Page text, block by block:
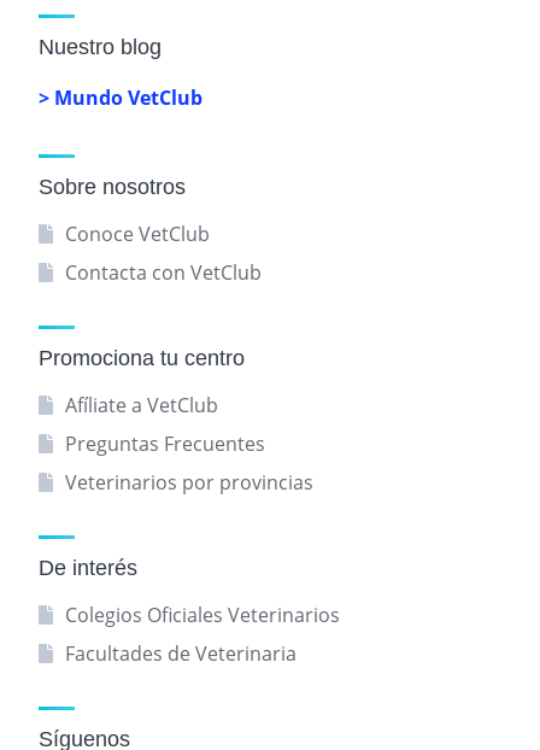
Nuestro blog
> Mundo VetClub
Sobre nosotros
Conoce VetClub
Contacta con VetClub
Promociona tu centro
Afíliate a VetClub
Preguntas Frecuentes
Veterinarios por provincias
De interés
Colegios Oficiales Veterinarios
Facultades de Veterinaria
Síguenos